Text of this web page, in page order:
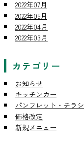
2022年07月
2022年05月
2022年04月
2022年03月
カテゴリー
お知らせ
キッチンカー
パンフレット・チラシ
価格改定
新規メニュー